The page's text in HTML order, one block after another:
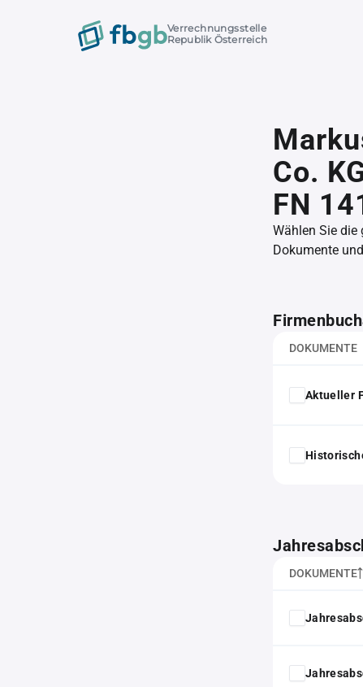
Verrechnungsstelle
Republik Österreich
Co.
FN
Wählen Sie die
Dokumente
DOKUMENTE
Aktueller
DOKUMENTE